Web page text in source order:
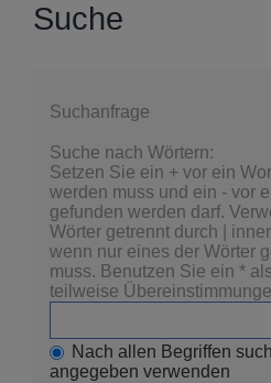
Suche
Suchanfrage
Suche nach Wörtern:
Setzen Sie ein + vor ein
werden muss und ein - vor
gefunden werden darf.
Wörter getrennt durch
wenn nur eines der Wörter
muss. Benutzen Sie ein *
teilweise
Nach allen Begriffen
angegeben verwenden